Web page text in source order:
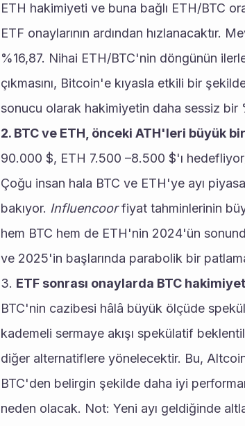
ETH hakimiyeti ve buna bağlı ETH/BTC
ETF onaylarının ardından hızlanacaktır.
%16,87. Nihai ETH/BTC'nin döngünün
çıkmasını, Bitcoin'e kıyasla etkili bir
sonucu olarak hakimiyetin daha sessiz bir
2. BTC ve ETH, önceki ATH'leri büyük
90.000 $, ETH 7.500 –8.500 $'ı
Çoğu insan hala BTC ve ETH'ye ayı
bakıyor. Influencoor fiyat tahminlerinin
hem BTC hem de ETH'nin 2024'ün
ve 2025'in başlarında parabolik bir
3. ETF sonrası onaylarda BTC
BTC'nin cazibesi hâlâ büyük ölçüde
kademeli sermaye akışı spekülatif
diğer alternatiflere yönelecektir. Bu,
BTC'den belirgin şekilde daha iyi
neden olacak. Not: Yeni ayı geldiğinde